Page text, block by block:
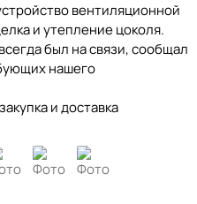
вентиляционной
и утепление цоколя.
был на связи, сообщал
нашего
и доставка